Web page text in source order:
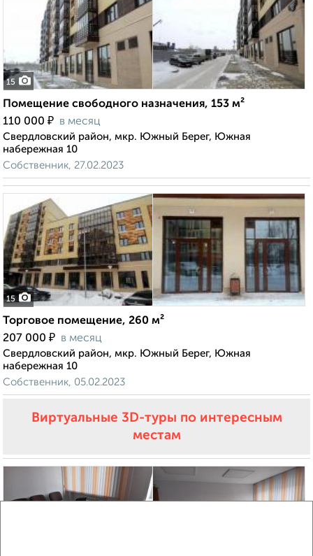
15
Помещение свободного назначения, 153 м²
110 000 ₽ в месяц
Свердловский район, мкр. Южный Берег, Южная
набережная 10
Собственник, 27.02.2023
15
Торговое помещение, 260 м²
207 000 ₽ в месяц
Свердловский район, мкр. Южный Берег, Южная
набережная 10
Собственник, 05.02.2023
Виртуальные 3D-туры по интересным
местам